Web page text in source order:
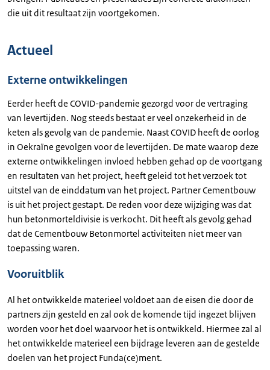
die uit dit resultaat zijn voortgekomen.
Actueel
Externe ontwikkelingen
Eerder heeft de COVID-pandemie gezorgd voor de vertraging
van levertijden. Nog steeds bestaat er veel onzekerheid in de
keten als gevolg van de pandemie. Naast COVID heeft de oorlog
in Oekraïne gevolgen voor de levertijden. De mate waarop deze
externe ontwikkelingen invloed hebben gehad op de voortgang
en resultaten van het project, heeft geleid tot het verzoek tot
uitstel van de einddatum van het project. Partner Cementbouw
is uit het project gestapt. De reden voor deze wijziging was dat
hun betonmorteldivisie is verkocht. Dit heeft als gevolg gehad
dat de Cementbouw Betonmortel activiteiten niet meer van
toepassing waren.
Vooruitblik
Al het ontwikkelde materieel voldoet aan de eisen die door de
partners zijn gesteld en zal ook de komende tijd ingezet blijven
worden voor het doel waarvoor het is ontwikkeld. Hiermee zal al
het ontwikkelde materieel een bijdrage leveren aan de gestelde
doelen van het project Funda(ce)ment.